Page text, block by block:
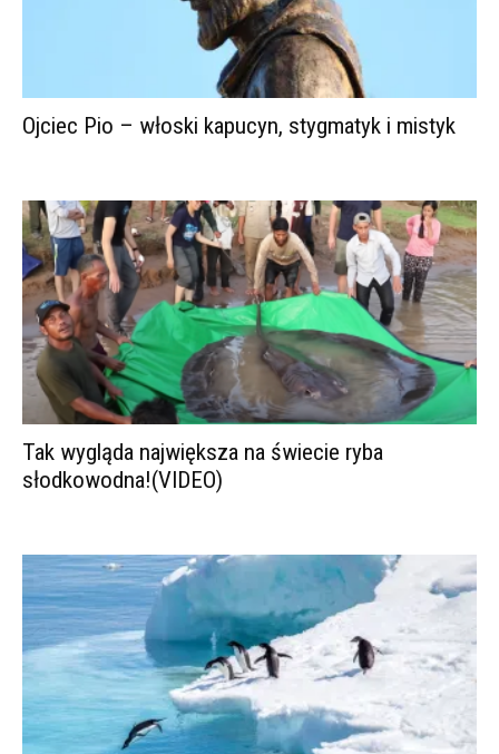
Ojciec Pio – włoski kapucyn, stygmatyk i mistyk
Tak wygląda największa na świecie ryba
słodkowodna!(VIDEO)